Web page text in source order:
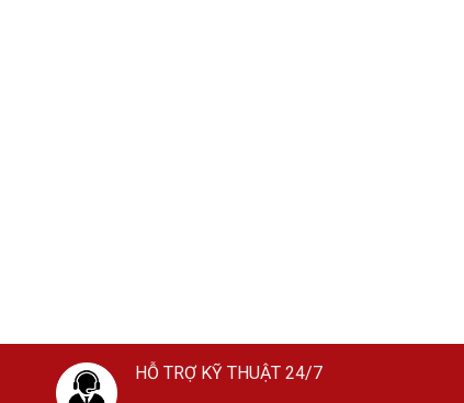
HỖ TRỢ KỸ THUẬT 24/7